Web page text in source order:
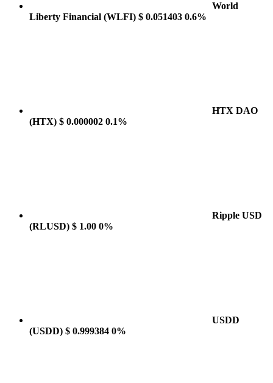
World
Liberty Financial (WLFI) $ 0.051403 0.6%
HTX DAO
(HTX) $ 0.000002 0.1%
Ripple USD
(RLUSD) $ 1.00 0%
USDD
(USDD) $ 0.999384 0%